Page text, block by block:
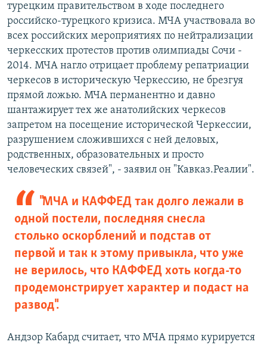
турецким правительством в ходе последнего
российско-турецкого кризиса. МЧА участвовала во
всех российских мероприятиях по нейтрализации
черкесских протестов против олимпиады Сочи -
2014. МЧА нагло отрицает проблему репатриации
черкесов в историческую Черкессию, не брезгуя
прямой ложью. МЧА перманентно и давно
шантажирует тех же анатолийских черкесов
запретом на посещение исторической Черкессии,
разрушением сложившихся с ней деловых,
родственных, образовательных и просто
человеческих связей", - заявил он "Кавказ.Реалии".
"МЧА и КАФФЕД так долго лежали в
одной постели, последняя снесла
столько оскорблений и подстав от
первой и так к этому привыкла, что уже
не верилось, что КАФФЕД хоть когда-то
продемонстрирует характер и подаст на
развод".
Андзор Кабард считает, что МЧА прямо курируется